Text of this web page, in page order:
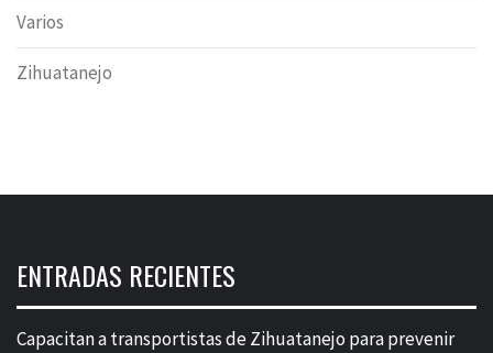
Varios
Zihuatanejo
ENTRADAS RECIENTES
Capacitan a transportistas de Zihuatanejo para prevenir